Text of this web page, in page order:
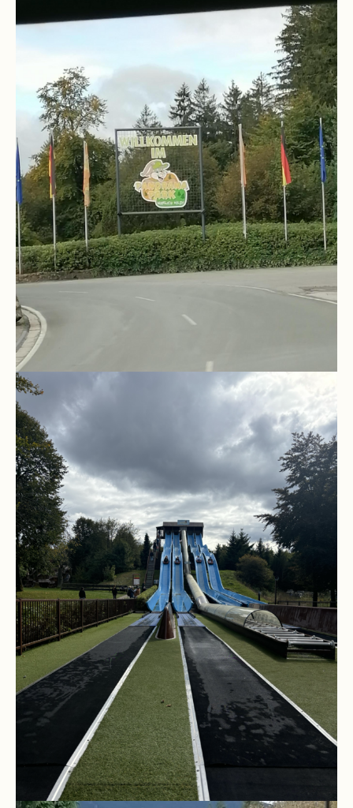
Stundenraster
Realschulbildungsgang
Stufe
5
und
6
8
Stufe
und
10
Hauptschulbildungsgang
Wahlpflichtunterricht
ab
Kl.
7
Was
war?
Organisatorisches
Terminplan